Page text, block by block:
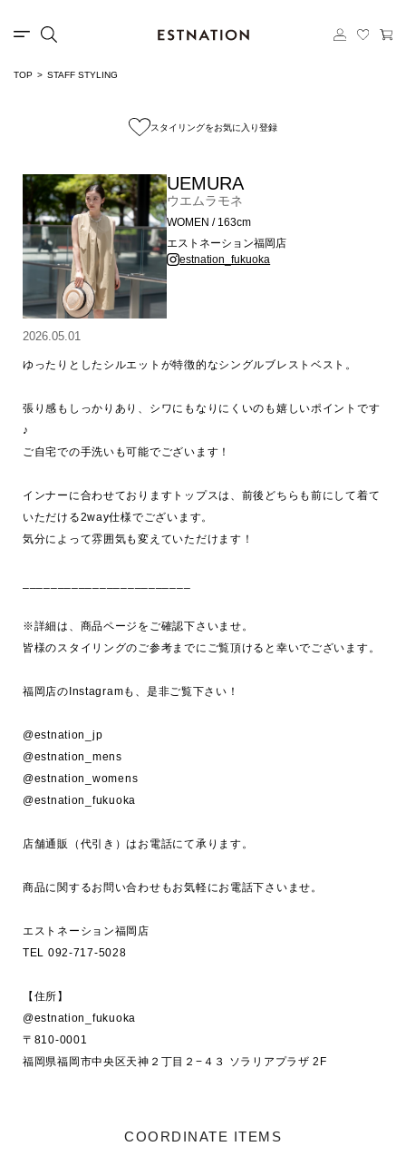
TOP STAFF STYLING
スタイリングをお気に入り登録
UEMURA
ウエムラモネ
WOMEN / 163cm
エストネーション福岡店
estnation_fukuoka
2026.05.01
ゆったりとしたシルエットが特徴的なシングルブレストベスト。
張り感もしっかりあり、シワにもなりにくいのも嬉しいポイントです
♪
ご自宅での手洗いも可能でございます！
インナーに合わせておりますトップスは、前後どちらも前にして着て
いただける2way仕様でございます。
気分によって雰囲気も変えていただけます！
※詳細は、商品ページをご確認下さいませ。
皆様のスタイリングのご参考までにご覧頂けると幸いでございます。
福岡店のInstagramも、是非ご覧下さい！
@estnation_jp
@estnation_mens
@estnation_womens
@estnation_fukuoka
店舗通販（代引き）はお電話にて承ります。
商品に関するお問い合わせもお気軽にお電話下さいませ。
エストネーション福岡店
TEL 092-717-5028
【住所】
@estnation_fukuoka
〒810-0001
COORDINATE ITEMS